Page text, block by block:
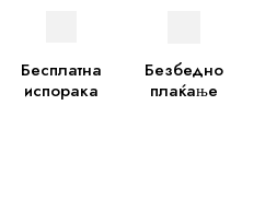
Бесплатна
испорака
Безбедно
плаќање